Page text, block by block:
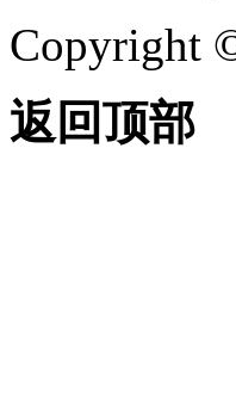
Copyright
返回顶部